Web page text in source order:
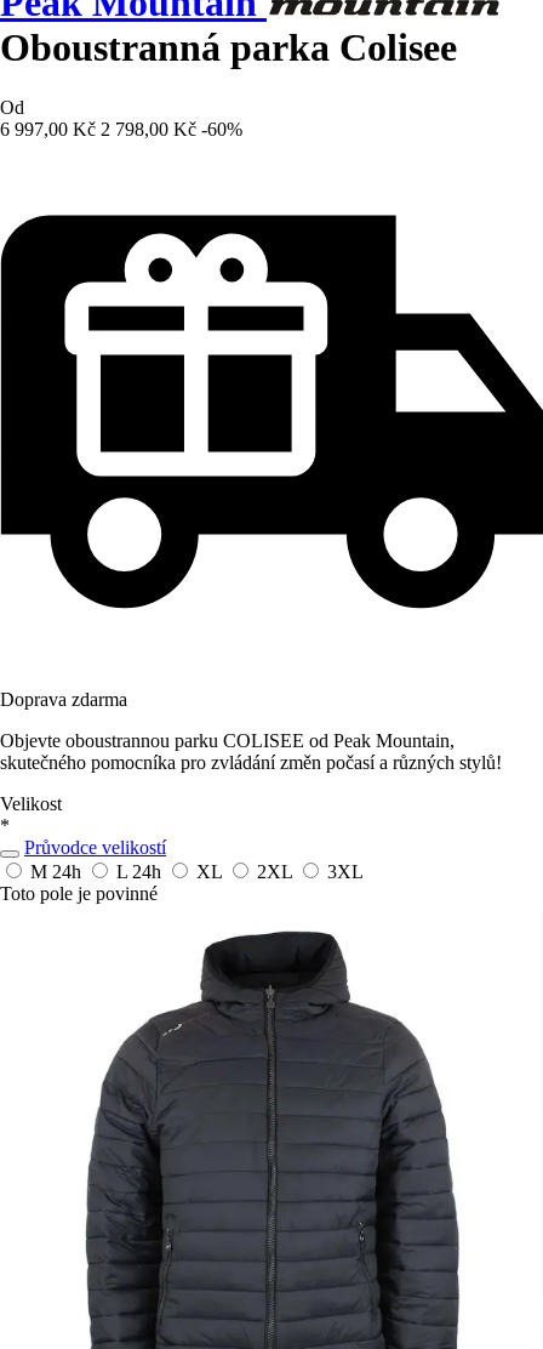
Oboustranná parka Colisee
Od
6 997,00 Kč 2 798,00 Kč -60%
Doprava zdarma
Objevte oboustrannou parku COLISEE od Peak Mountain,
skutečného pomocníka pro zvládání změn počasí a různých stylů!
Velikost
*
Průvodce velikostí
M 24h L 24h XL 2XL
3XL
Toto pole je povinné